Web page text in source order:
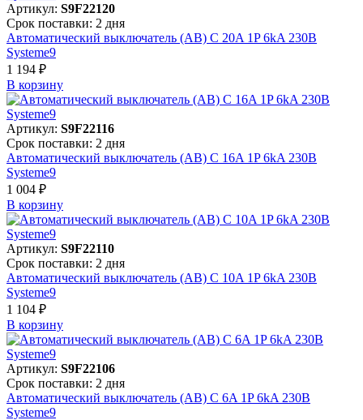
Артикул: S9F22120
Срок поставки: 2 дня
Автоматический выключатель (АВ) C 20A 1P 6kA 230В
Systeme9
1 194 ₽
В корзинy
Артикул: S9F22116
Срок поставки: 2 дня
Автоматический выключатель (АВ) C 16A 1P 6kA 230В
Systeme9
1 004 ₽
В корзинy
Артикул: S9F22110
Срок поставки: 2 дня
Автоматический выключатель (АВ) C 10A 1P 6kA 230В
Systeme9
1 104 ₽
В корзинy
Артикул: S9F22106
Срок поставки: 2 дня
Автоматический выключатель (АВ) C 6A 1P 6kA 230В
Systeme9